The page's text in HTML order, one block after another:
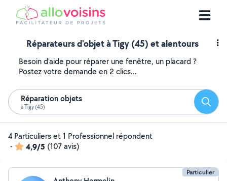
Réparateurs d'objet à Tigy (45) et alentours
Besoin d'aide pour réparer une fenêtre, un placard ?
Postez votre demande en 2 clics...
Réparation objets
à Tigy (45)
4 Particuliers et 1 Professionnel répondent
-
4,9/5 (107 avis)
Particulier